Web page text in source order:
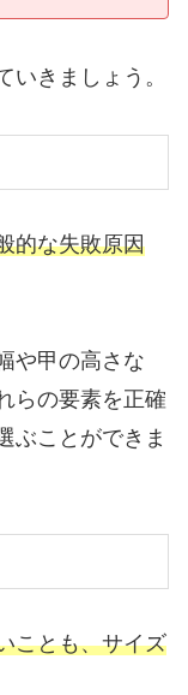
いきましょう。
的な失敗原因
や甲の高さな
らの要素を正確
ぶことができま
ことも、サイズ